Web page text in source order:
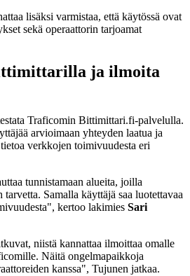
lisäksi varmistaa, että käytössä ovat
sekä operaattorin tarjoamat
ja ilmoita
Traficomin Bittimittari.fi-palvelulla.
arvioimaan yhteyden laatua ja
verkkojen toimivuudesta eri
tunnistamaan alueita, joilla
Samalla käyttäjä saa luotettavaa
kertoo lakimies Sari
niistä kannattaa ilmoittaa omalle
Näitä ongelmapaikkoja
kanssa", Tujunen jatkaa.